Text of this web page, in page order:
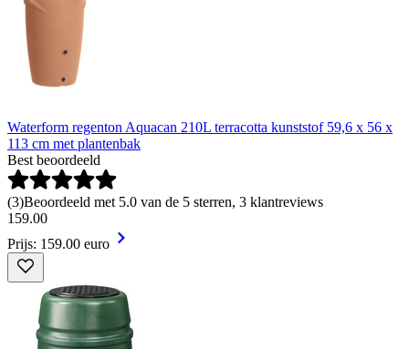
Waterform regenton Aquacan 210L terracotta kunststof 59,6 x 56 x
113 cm met plantenbak
Best beoordeeld
(3)Beoordeeld met 5.0 van de 5 sterren, 3 klantreviews
159.00
Prijs: 159.00 euro